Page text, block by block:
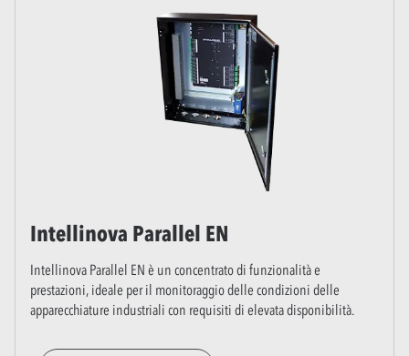
Intellinova Parallel EN
Intellinova Parallel EN è un concentrato di funzionalità e
prestazioni, ideale per il monitoraggio delle condizioni delle
apparecchiature industriali con requisiti di elevata disponibilità.